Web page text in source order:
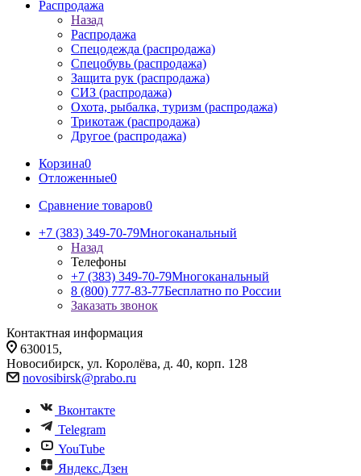
Распродажа
Назад
Распродажа
Спецодежда (распродажа)
Спецобувь (распродажа)
Защита рук (распродажа)
СИЗ (распродажа)
Охота, рыбалка, туризм (распродажа)
Трикотаж (распродажа)
Другое (распродажа)
Корзина0
Отложенные0
Сравнение товаров0
+7 (383) 349-70-79Многоканальный
Назад
Телефоны
+7 (383) 349-70-79Многоканальный
8 (800) 777-83-77Бесплатно по России
Заказать звонок
Контактная информация
630015,
Новосибирск, ул. Королёва, д. 40, корп. 128
novosibirsk@prabo.ru
Вконтакте
Telegram
YouTube
Яндекс.Дзен